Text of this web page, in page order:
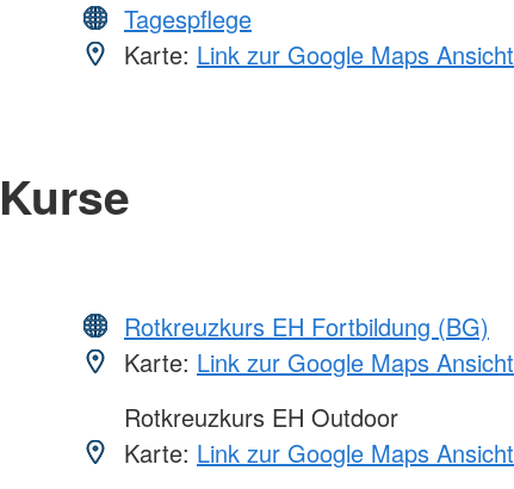
Tagespflege
Karte: Link zur Google Maps Ansicht
Kurse
Rotkreuzkurs EH Fortbildung (BG)
Karte: Link zur Google Maps Ansicht
Rotkreuzkurs EH Outdoor
Karte: Link zur Google Maps Ansicht